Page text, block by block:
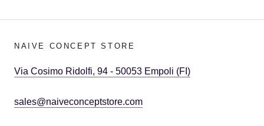
NAIVE CONCEPT STORE
Via Cosimo Ridolfi, 94 - 50053 Empoli (FI)
sales@naiveconceptstore.com